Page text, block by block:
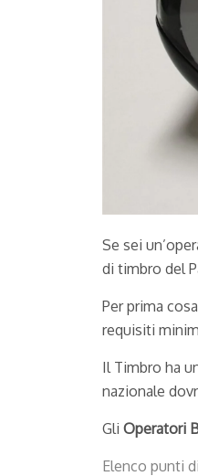
Se sei
di timbro del
Per prima
requisiti
Il Timbro ha
nazionale
Gli Operatori
Elenco punti